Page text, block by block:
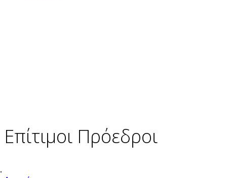
Επίτιμοι Πρόεδροι